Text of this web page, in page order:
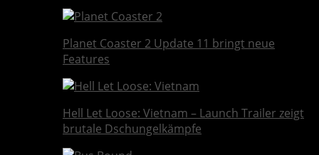
Planet Coaster 2 Update 11 bringt neue
Features
Hell Let Loose: Vietnam – Launch Trailer zeigt
brutale Dschungelkämpfe